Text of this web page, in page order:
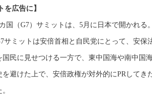
を広告に】
国（G7）サミットは、5月に日本で開かれる。
ミットは安倍首相と自民党にとって、安保
国民に見せつける一方で、東中国海や南中国
を避けた上で、安倍政権が対外的にPRしてき